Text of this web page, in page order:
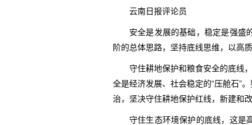
云南日报评论员
安全是发展的基础，稳定是强盛
阶的总体思路，坚持底线思维，以高
守住耕地保护和粮食安全的底线
全是经济发展、社会稳定的“压舱石”
治，坚决守住耕地保护红线，新建和
守住生态环境保护的底线，这是